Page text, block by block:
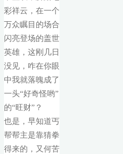
彩祥云，在一个
万众瞩目的场合
闪亮登场的盖世
英雄，这刚几日
没见，咋在你眼
中我就落魄成了
一头“好奇怪哟”
的“旺财”？
也是，早知道丐
帮帮主是靠猜拳
得来的，又何苦